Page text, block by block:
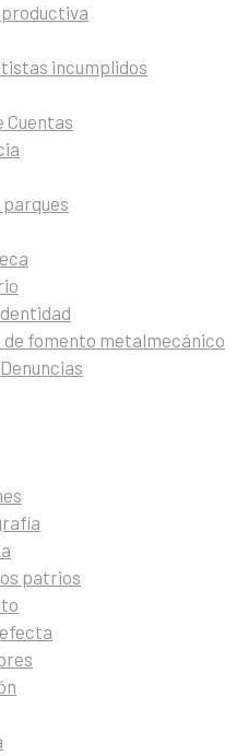
incumplidos
Cuentas
parques
de fomento metalmecánico
patrios